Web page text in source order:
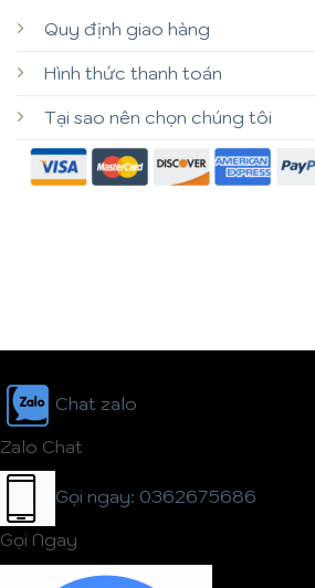
Quy định giao hàng
Hình thức thanh toán
Tại sao nên chọn chúng tôi
Chat zalo
Zalo Chat
Gọi ngay: 0362675686
Gọi Ngay